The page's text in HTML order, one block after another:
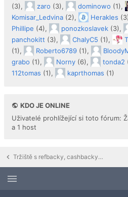
(3),
zaro (3), dominowo (1),
Komisar_Ledvina (2), Herakles
Phillipe (4), ponozkoslavek (3),
panchokitt (3), ChalyC5 (1),
(1),
Roberto6789 (1),
grabo (1), Norny (6), tonda2
112tomas (1), kaprthomas (1)
KDO JE ONLINE
Uživatelé prohlížející si toto fórum:
a 1 host
Tržiště s refbacky, cashbacky a downline buildingem